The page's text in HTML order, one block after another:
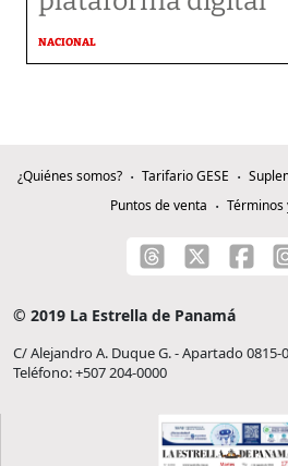
NACIONAL
¿Quiénes somos? Tarifario GESE
Puntos de venta
Términos
© 2019 La Estrella de Panamá
C/ Alejandro A. Duque G. - Apartado 0815-
Teléfono: +507 204-0000